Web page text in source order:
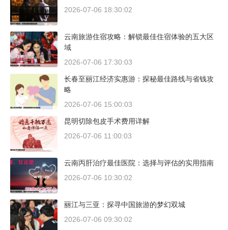
2026-07-06 18:30:02
云南旅游住宿攻略：解锁最佳住宿体验的五大区
域
2026-07-06 17:30:03
长春至丽江经济实惠游：探秘最佳路线与省钱攻
略
2026-07-06 15:00:03
昆明切除包皮手术费用详解
2026-07-06 11:00:03
云南丙肝治疗最佳医院：选择与评估的实用指南
2026-07-06 10:30:02
丽江与三亚：探寻中国旅游的梦幻双城
2026-07-06 09:30:02